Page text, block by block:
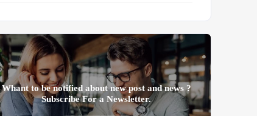
Whant to be notified about new post and news ?
Subscribe For a Newsletter.